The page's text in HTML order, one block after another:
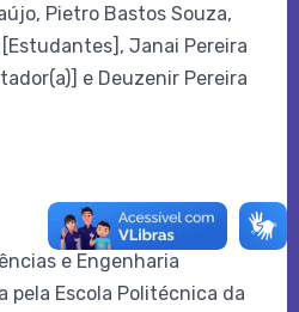
Pietro Bastos Souza,
[Estudantes], Janai Pereira
e Deuzenir Pereira
e Engenharia
pela Escola Politécnica da